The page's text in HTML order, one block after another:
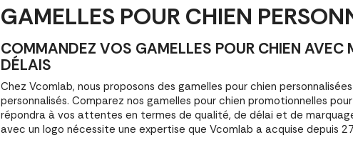
GAMELLES POUR CHIEN
COMMANDEZ VOS GAMELLES POUR CHIEN AVEC
DÉLAIS
Chez Vcomlab, nous proposons des gamelles pour chien
personnalisés. Comparez nos gamelles pour chien promotionnelles
répondra à vos attentes en termes de qualité, de délai et de
avec un logo nécessite une expertise que Vcomlab a acquise depuis